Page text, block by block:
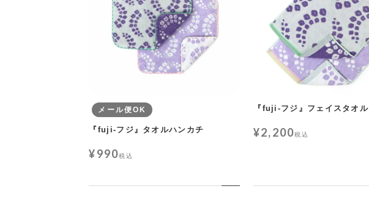
メール便OK
『fuji-フジ』タオルハンカチ
¥990税込
『fuji-フジ』フェイスタオル
¥2,200税込